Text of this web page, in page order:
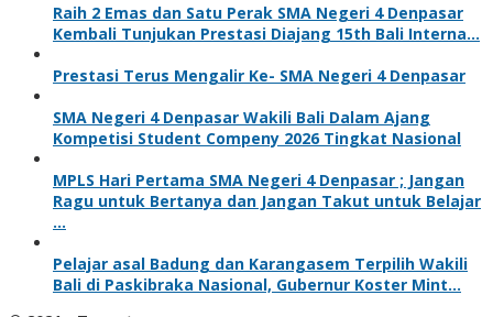
Raih 2 Emas dan Satu Perak SMA Negeri 4 Denpasar
Kembali Tunjukan Prestasi Diajang 15th Bali Interna…
Prestasi Terus Mengalir Ke- SMA Negeri 4 Denpasar
SMA Negeri 4 Denpasar Wakili Bali Dalam Ajang
Kompetisi Student Compeny 2026 Tingkat Nasional
MPLS Hari Pertama SMA Negeri 4 Denpasar ; Jangan
Ragu untuk Bertanya dan Jangan Takut untuk Belajar
…
Pelajar asal Badung dan Karangasem Terpilih Wakili
Bali di Paskibraka Nasional, Gubernur Koster Mint…